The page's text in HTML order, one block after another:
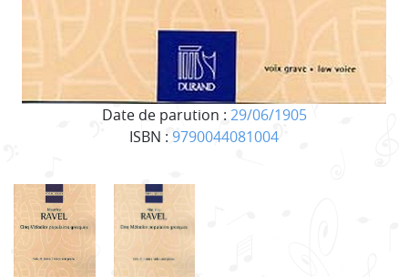
Date de parution : 29/06/1905
ISBN : 9790044081004